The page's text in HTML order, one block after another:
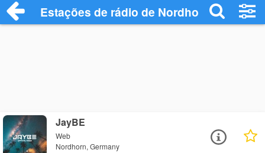
Estações de rádio de Nordhorn - Ouça
JayBE
Web
Nordhorn, Germany